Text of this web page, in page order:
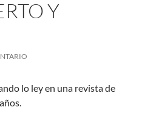
Y
lo ley en una revista de